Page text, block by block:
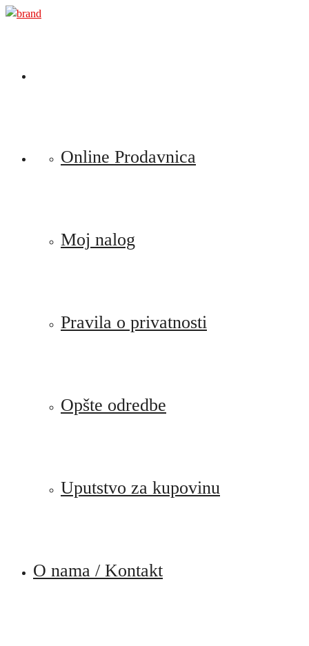
Preskoči
Online Prodavnica
Moj nalog
Pravila o privatnosti
Opšte odredbe
Uputstvo za kupovinu
O nama / Kontakt